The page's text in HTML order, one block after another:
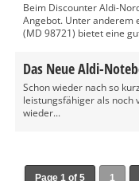
Beim Discounter Aldi-
Angebot. Unter anderem
(MD 98721) bietet eine
Das Neue Aldi-
Schon wieder nach so
leistungsfähiger als noch
wieder...
Page 1 of 5 1